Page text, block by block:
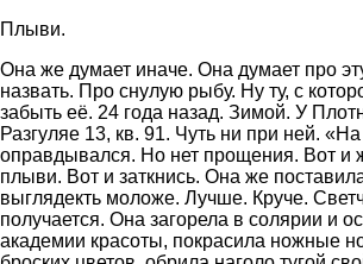
Плыви.
Она же думает иначе. Она думает про
назвать. Про снулую рыбу. Ну ту, с
забыть её. 24 года назад. Зимой. У
Разгуляе 13, кв. 91. Чуть ни при ней.
оправдывался. Но нет прощения. Вот и
плыви. Вот и заткнись. Она же
выглядекть моложе. Лучше. Круче.
получается. Она загорела в солярии и
академии красоты, покрасила ножные